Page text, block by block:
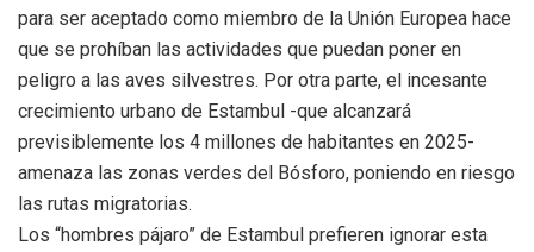
para ser aceptado como miembro de la Unión Europea hace
que se prohíban las actividades que puedan poner en
peligro a las aves silvestres. Por otra parte, el incesante
crecimiento urbano de Estambul -que alcanzará
previsiblemente los 4 millones de habitantes en 2025-
amenaza las zonas verdes del Bósforo, poniendo en riesgo
las rutas migratorias.
Los “hombres pájaro” de Estambul prefieren ignorar esta